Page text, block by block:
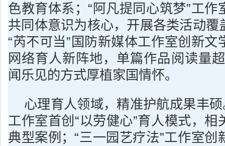
色教育体系；“阿凡提同心筑梦”工作
共同体意识为核心，开展各类活动覆
“芮不可当”国防新媒体工作室创新文
网络育人新阵地，单篇作品阅读量
闻乐见的方式厚植家国情怀。
心理育人领域，精准护航成果丰硕
工作室首创“以劳健心”育人模式，相
典型案例；“三一园艺疗法”工作室创